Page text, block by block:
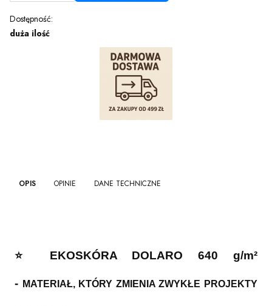
Dostępność:
duża ilość
OPIS OPINIE DANE TECHNICZNE
⭐️ EKOSKÓRA DOLARO 640 g/m²
- MATERIAŁ, KTÓRY ZMIENIA ZWYKŁE PROJEKTY